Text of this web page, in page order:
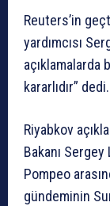
Reuters’in
yardımcısı
açıklamalarda
kararlıdır” dedi.
Riyabkov
Bakanı Sergey
Pompeo
gündeminin